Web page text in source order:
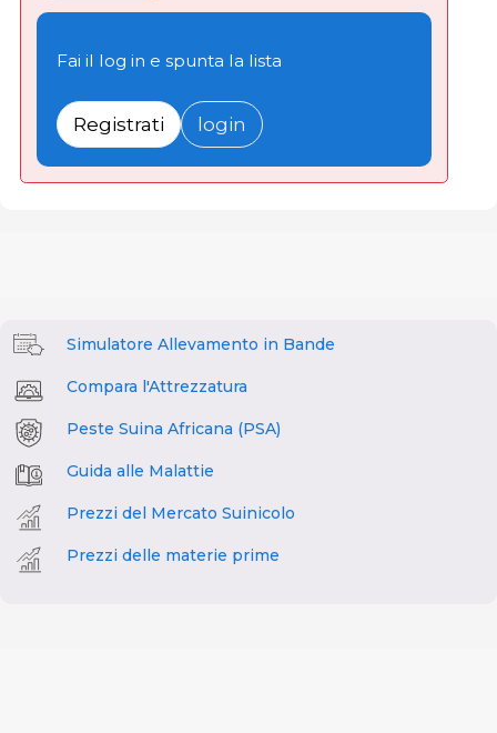
Fai il log in e spunta la lista
Registrati login
Simulatore Allevamento in Bande
Compara l'Attrezzatura
Peste Suina Africana (PSA)
Guida alle Malattie
Prezzi del Mercato Suinicolo
Prezzi delle materie prime